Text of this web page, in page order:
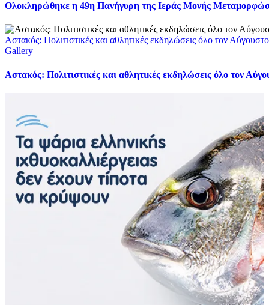
Ολοκληρώθηκε η 49η Πανήγυρη της Ιεράς Μονής
Αστακός: Πολιτιστικές και αθλητικές εκδηλώσεις όλο τον
Gallery
Αστακός: Πολιτιστικές και αθλητικές εκδηλώσεις όλο τον